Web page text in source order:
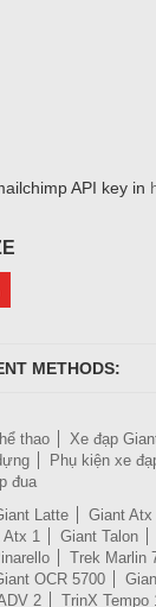
API key in
METHODS:
thao Xe đạp
Phụ kiện xe
đua
Latte Giant Atx
Atx 1 Giant Talon
Trek Marlin
OCR 5700
2 TrinX Tempo